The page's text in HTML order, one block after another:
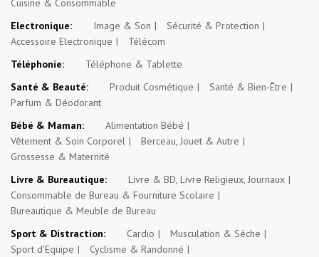
Electronique:
Image & Son
Sécurité & Protection
Accessoire Electronique
Télécom
Téléphonie:
Téléphone & Tablette
Santé & Beauté:
Produit Cosmétique
Santé & Bien-Être
Parfum & Déodorant
Bébé & Maman:
Alimentation Bébé
Vêtement & Soin Corporel
Berceau, Jouet & Autre
Grossesse & Maternité
Livre & Bureautique:
Livre & BD, Livre Religieux, Journaux
Consommable de Bureau & Fourniture Scolaire
Bureautique & Meuble de Bureau
Sport & Distraction:
Cardio
Musculation & Sèche
Sport d'Equipe
Cyclisme & Randonné